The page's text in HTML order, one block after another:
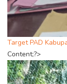
Target PAD
Content;?>